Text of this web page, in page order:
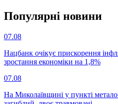
Популярнi новини
07.08
Нацбанк очікує прискорення
зростання економіки на 1,8%
07.08
На Миколаївщині у пункті